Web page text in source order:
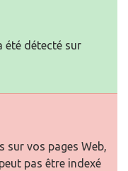
été détecté sur
sur vos pages Web,
pas être indexé